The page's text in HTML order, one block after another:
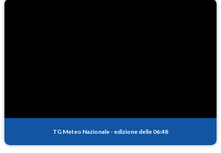
TG Meteo Nazionale - edizione delle 06:48